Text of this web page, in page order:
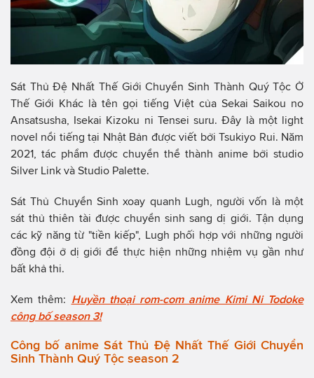
Sát Thủ Đệ Nhất Thế Giới Chuyển Sinh Thành Quý Tộc Ở
Thế Giới Khác là tên gọi tiếng Việt của Sekai Saikou no
Ansatsusha, Isekai Kizoku ni Tensei suru. Đây là một light
novel nổi tiếng tại Nhật Bản được viết bởi Tsukiyo Rui. Năm
2021, tác phẩm được chuyển thể thành anime bởi studio
Silver Link và Studio Palette.
Sát Thủ Chuyển Sinh xoay quanh Lugh, người vốn là một
sát thủ thiên tài được chuyển sinh sang dị giới. Tận dụng
các kỹ năng từ "tiền kiếp", Lugh phối hợp với những người
đồng đội ở dị giới để thực hiện những nhiệm vụ gần như
bất khả thi.
Xem thêm: Huyền thoại rom-com anime Kimi Ni Todoke
công bố season 3!
Công bố anime Sát Thủ Đệ Nhất Thế Giới Chuyển
Sinh Thành Quý Tộc season 2